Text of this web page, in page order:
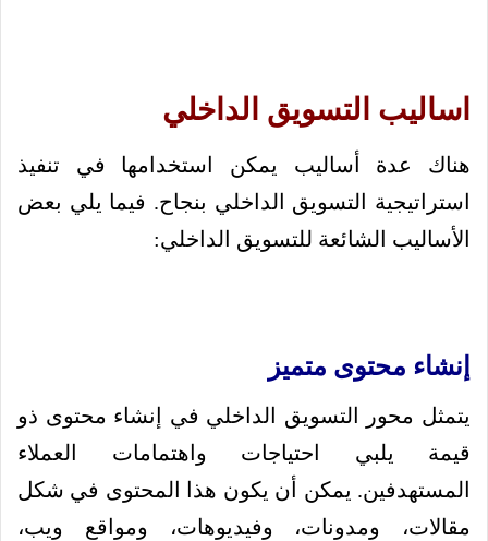
اساليب التسويق الداخلي
هناك عدة أساليب يمكن استخدامها في تنفيذ
استراتيجية التسويق الداخلي بنجاح. فيما يلي بعض
الأساليب الشائعة للتسويق الداخلي:
إنشاء محتوى متميز
يتمثل محور التسويق الداخلي في إنشاء محتوى ذو
قيمة يلبي احتياجات واهتمامات العملاء
المستهدفين. يمكن أن يكون هذا المحتوى في شكل
مقالات، ومدونات، وفيديوهات، ومواقع ويب،